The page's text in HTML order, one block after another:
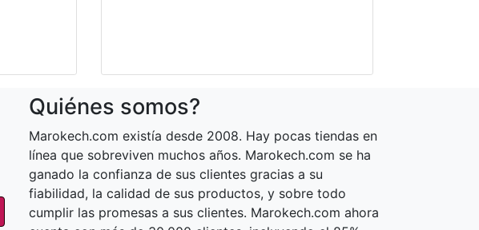
Quiénes somos?
Marokech.com existía desde 2008. Hay pocas tiendas en
línea que sobreviven muchos años. Marokech.com se ha
ganado la confianza de sus clientes gracias a su
fiabilidad, la calidad de sus productos, y sobre todo
cumplir las promesas a sus clientes. Marokech.com ahora